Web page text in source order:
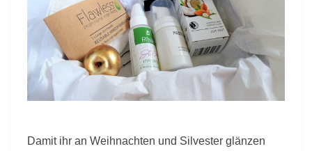
Damit ihr an Weihnachten und Silvester glänzen